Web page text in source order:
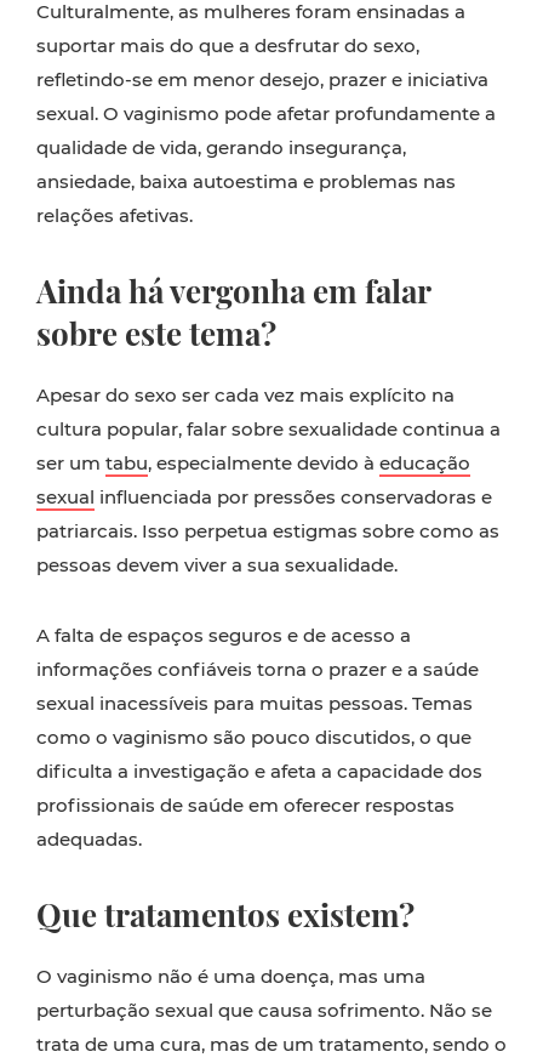
Culturalmente, as mulheres foram ensinadas a
suportar mais do que a desfrutar do sexo,
refletindo-se em menor desejo, prazer e iniciativa
sexual. O vaginismo pode afetar profundamente a
qualidade de vida, gerando insegurança,
ansiedade, baixa autoestima e problemas nas
relações afetivas.
Ainda há vergonha em falar
sobre este tema?
Apesar do sexo ser cada vez mais explícito na
cultura popular, falar sobre sexualidade continua a
ser um tabu, especialmente devido à educação
sexual influenciada por pressões conservadoras e
patriarcais. Isso perpetua estigmas sobre como as
pessoas devem viver a sua sexualidade.
A falta de espaços seguros e de acesso a
informações confiáveis torna o prazer e a saúde
sexual inacessíveis para muitas pessoas. Temas
como o vaginismo são pouco discutidos, o que
dificulta a investigação e afeta a capacidade dos
profissionais de saúde em oferecer respostas
adequadas.
Que tratamentos existem?
O vaginismo não é uma doença, mas uma
perturbação sexual que causa sofrimento. Não se
trata de uma cura, mas de um tratamento, sendo o